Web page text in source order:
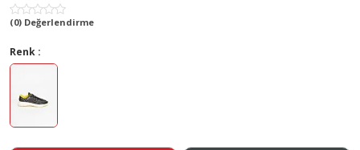
(0) Değerlendirme
Renk :